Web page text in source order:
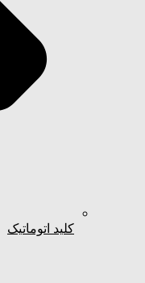
کلید اتوماتیک